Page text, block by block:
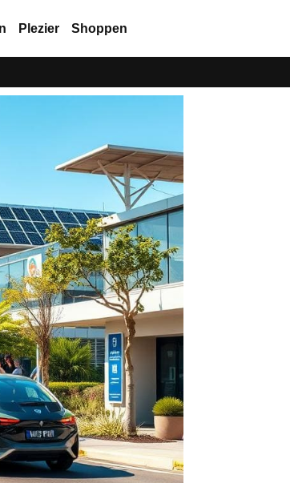
Plezier Shoppen